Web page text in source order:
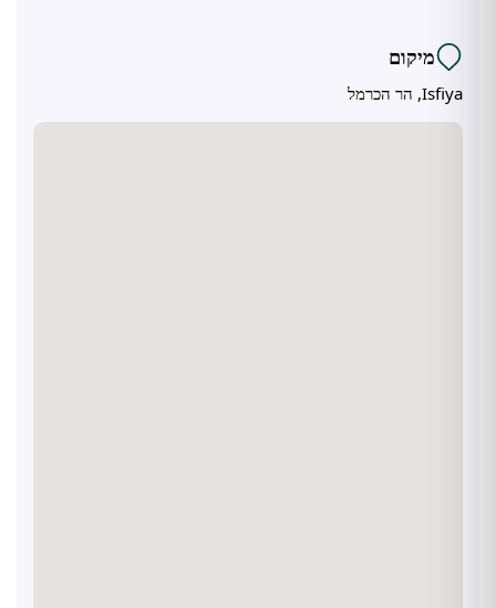
מיקום
Isfiya, הר הכרמל